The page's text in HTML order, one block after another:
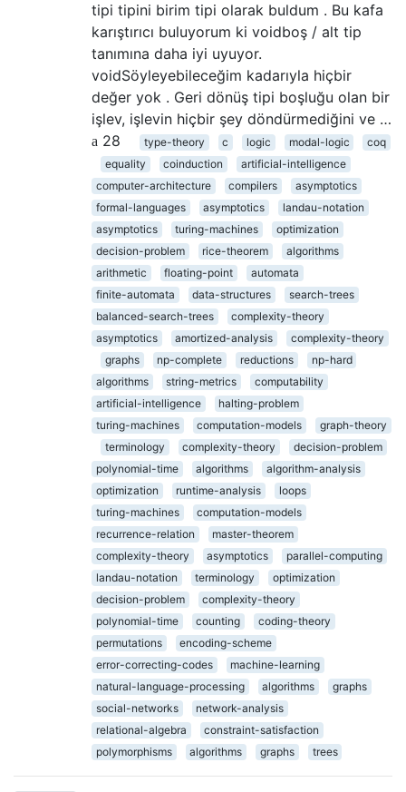
tipi tipini birim tipi olarak buldum . Bu kafa
karıştırıcı buluyorum ki voidboş / alt tip
tanımına daha iyi uyuyor.
voidSöyleyebileceğim kadarıyla hiçbir
değer yok . Geri dönüş tipi boşluğu olan bir
işlev, işlevin hiçbir şey döndürmediğini ve …
28
type-theory c logic modal-logic
coq
equality
coinduction
artificial-intelligence
computer-architecture
compilers
asymptotics
formal-languages
asymptotics
landau-notation
asymptotics
turing-machines
optimization
decision-problem
rice-theorem
algorithms
arithmetic
floating-point
automata
finite-automata
data-structures
search-trees
balanced-search-trees
complexity-theory
asymptotics
amortized-analysis
complexity-theory
graphs
np-complete reductions
np-hard
algorithms
string-metrics
computability
artificial-intelligence
halting-problem
turing-machines
computation-models
graph-theory
terminology
complexity-theory
decision-problem
polynomial-time
algorithms
algorithm-analysis
optimization
runtime-analysis
loops
turing-machines
computation-models
recurrence-relation
master-theorem
complexity-theory
asymptotics
parallel-computing
landau-notation
terminology
optimization
decision-problem
complexity-theory
polynomial-time
counting
coding-theory
permutations
encoding-scheme
error-correcting-codes
machine-learning
natural-language-processing
algorithms
graphs
social-networks
network-analysis
relational-algebra
constraint-satisfaction
polymorphisms
algorithms graphs trees